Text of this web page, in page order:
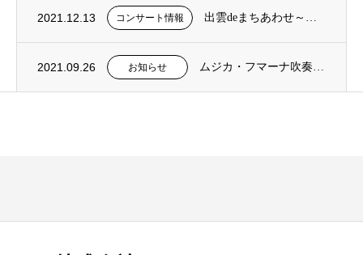
2021.12.13 コンサート情報 出雲deまちあわせ～地域と音楽家を結ぶ音楽会～ コンサート開催！
2021.09.26 お知らせ ムジカ・フマーナ吹奏楽団のHPが公開されました。